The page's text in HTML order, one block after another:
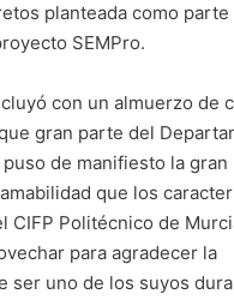
planteada como parte
SEMPro.
con un almuerzo de
gran parte del
de manifiesto la gran
que los
CIFP Politécnico de
para agradecer la
ser uno de los suyos